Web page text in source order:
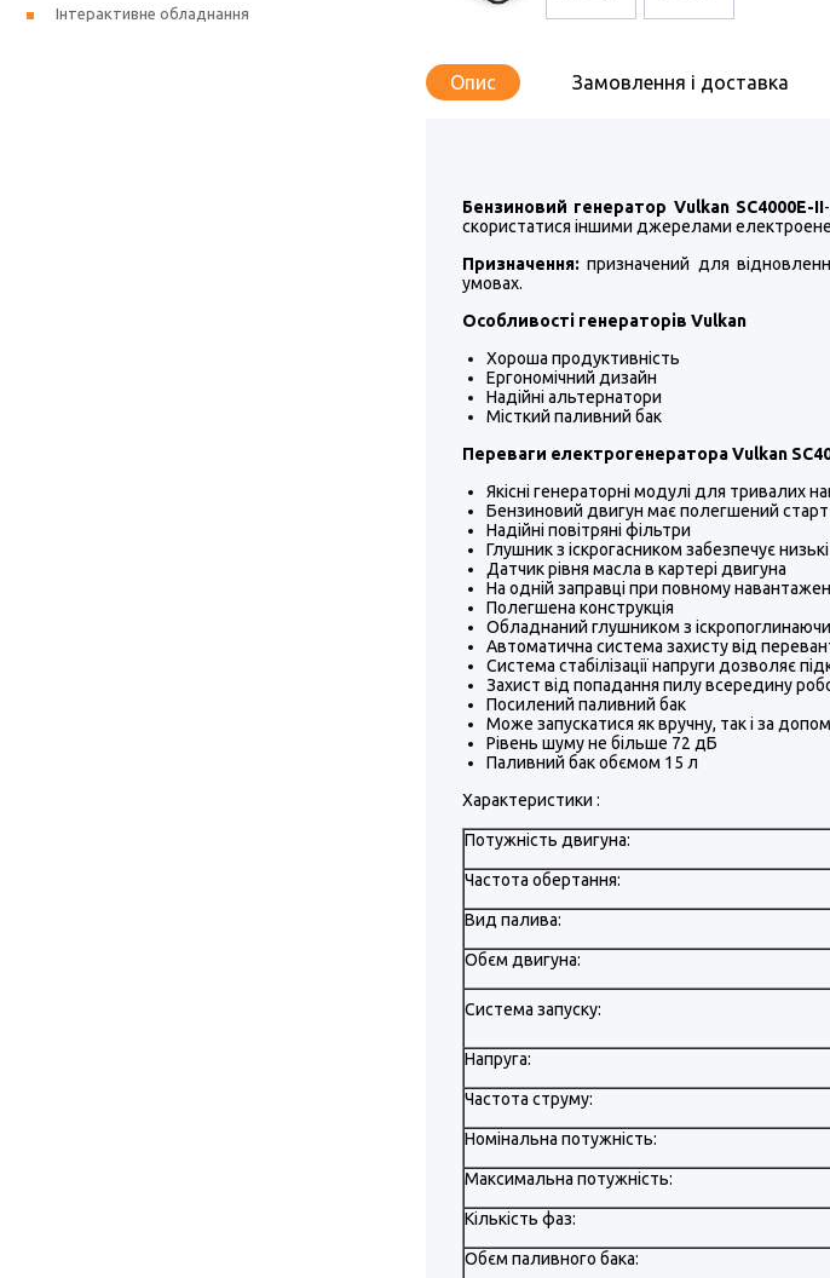
Опис Замовлення і доставка
Бензиновий генератор Vulkan SC4000E-II
скористатися іншими джерелами
Призначення:призначений для
умовах.
Особливості генераторів Vulkan
Хороша продуктивність
Ергономічний дизайн
Надійні альтернатори
Місткий паливний бак
Переваги електрогенератора Vulkan
Якісні генераторні модулі для тривалих
Бензиновий двигун має полегшений старт
Надійні повітряні фільтри
Глушник з іскрогасником забезпечує
Датчик рівня масла в картері двигуна
На одній заправці при повному
Полегшена конструкція
Обладнаний глушником з
Автоматична система захисту від
Система стабілізації напруги дозволяє
Захист від попадання пилу всередину
Посилений паливний бак
Може запускатися як вручну, так і за
Рівень шуму не більше 72 дБ
Паливний бак обємом 15 л
Характеристики :
Потужність двигуна:
Частота обертання:
Вид палива:
Обєм двигуна:
Система запуску:
Напруга:
Частота струму:
Номінальна потужність:
Максимальна потужність:
Кількість фаз:
Обєм паливного бака:
Інтерактивне обладнання